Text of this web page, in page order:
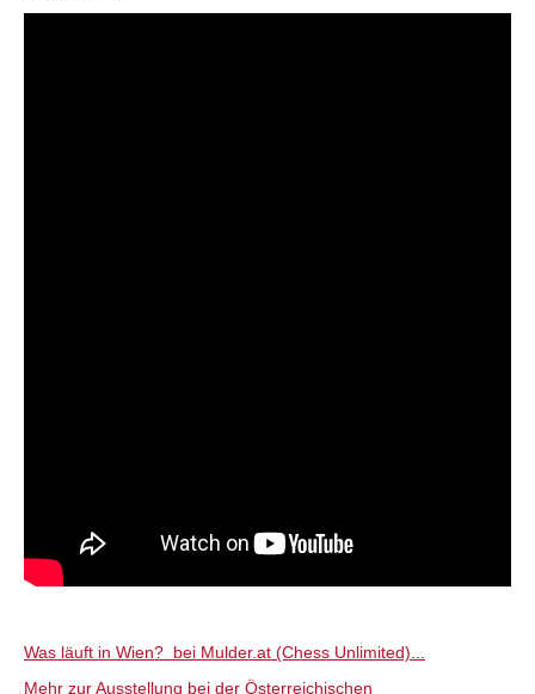
Was läuft in Wien? bei Mulder.at (Chess Unlimited)...
Mehr zur Ausstellung bei der Österreichischen